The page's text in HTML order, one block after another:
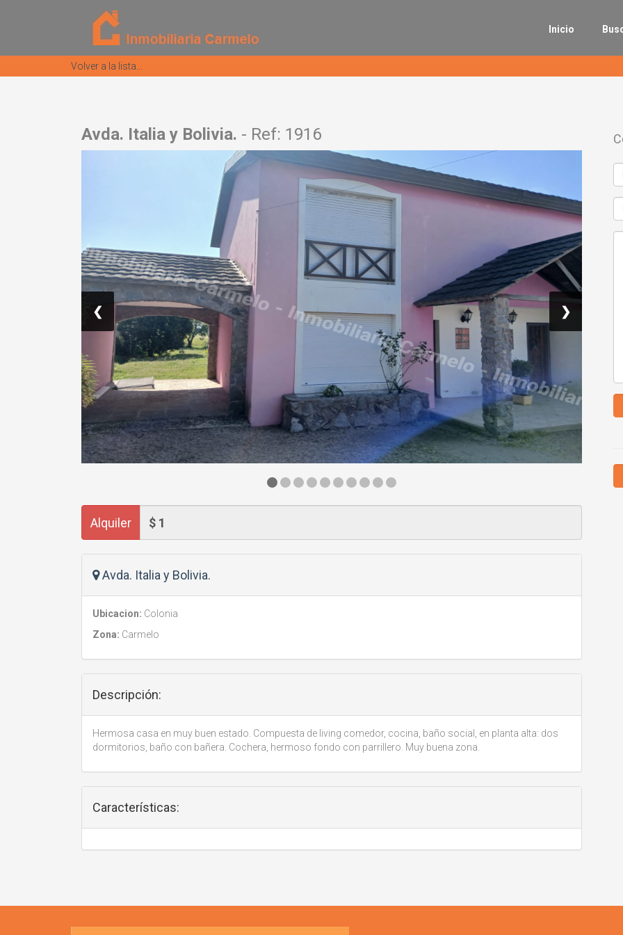
Inicio
Volver a la lista...
Avda. Italia y Bolivia. - Ref: 1916
❮ ❯
Alquiler
Avda. Italia y Bolivia.
Ubicacion: Colonia
Zona: Carmelo
Descripción:
Hermosa casa en muy buen estado. Compuesta de living comedor, cocina, baño social, en planta alta: dos
dormitorios, baño con bañera. Cochera, hermoso fondo con parrillero. Muy buena zona.
Características: